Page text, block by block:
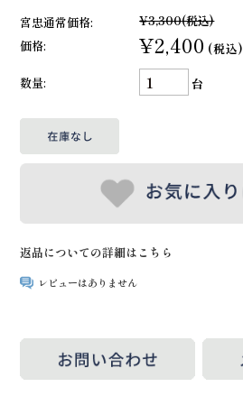
宮忠通常価格: ¥3,300(税込)
価格:
¥2,400 (税込)
数量: 台
返品についての詳細はこちら
レビューはありません